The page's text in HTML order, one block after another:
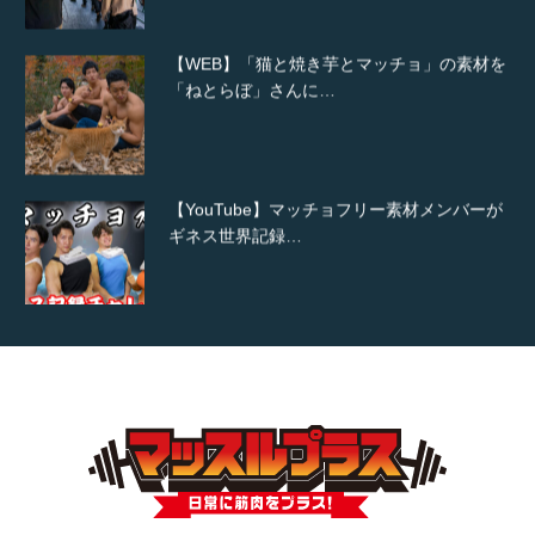
「ねとらぼ」さんに…
ギネス世界記録…
TOKYO FMラジオ番組「ONE MORNING」
で紹介さ…